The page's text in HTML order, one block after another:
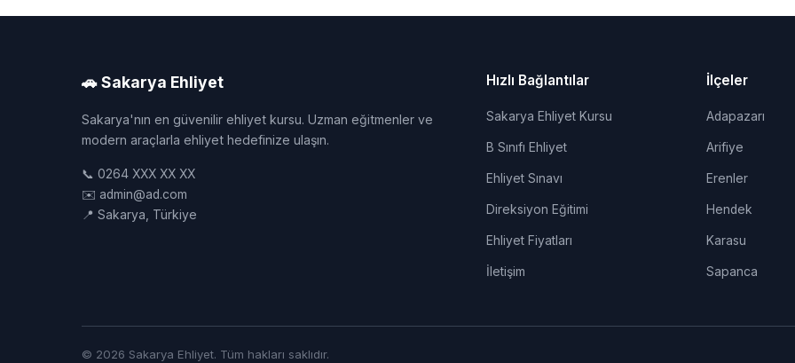
🚗 Sakarya Ehliyet
Sakarya'nın en güvenilir ehliyet kursu. Uzman eğitmenler ve
modern araçlarla ehliyet hedefinize ulaşın.
📞 0264 XXX XX XX
✉️ admin@ad.com
📍 Sakarya, Türkiye
Hızlı Bağlantılar
Sakarya Ehliyet Kursu
B Sınıfı Ehliyet
Ehliyet Sınavı
Direksiyon Eğitimi
Ehliyet Fiyatları
İletişim
İlçeler
Adapazarı
Arifiye
Erenler
Hendek
Karasu
Sapanca
© 2026 Sakarya Ehliyet. Tüm hakları saklıdır.